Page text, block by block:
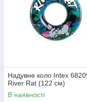
Надувне коло Intex
River Rat (122 см)
В наявності